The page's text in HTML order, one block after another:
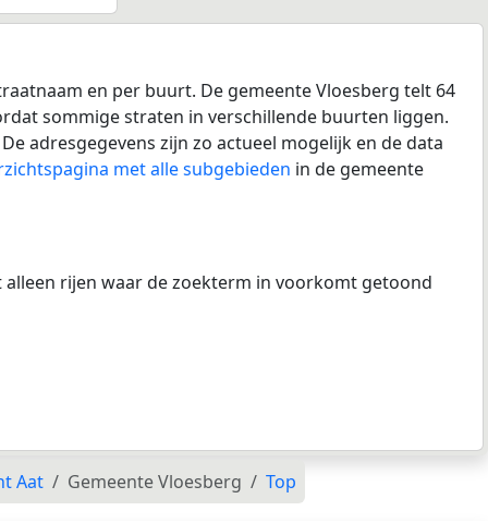
en per buurt. De gemeente Vloesberg telt 64
sommige straten in verschillende buurten liggen.
adresgegevens zijn zo actueel mogelijk en de data
met alle subgebieden in de gemeente
rijen waar de zoekterm in voorkomt getoond
Aat Gemeente Vloesberg Top